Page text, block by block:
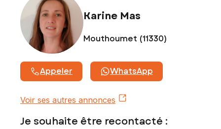
Karine Mas
Mouthoumet (11330)
Appeler WhatsApp
Voir ses autres annonces
Je souhaite être recontacté :